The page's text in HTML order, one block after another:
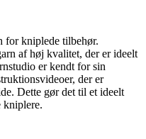
for kniplede tilbehør.
af høj kvalitet, der er ideelt
er kendt for sin
der er
Dette gør det til et ideelt
kniplere.